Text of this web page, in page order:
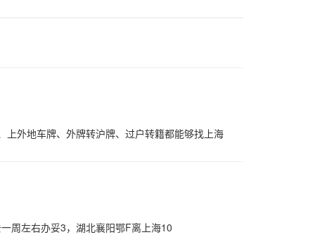
外地车牌、外牌转沪牌、过户转籍都能够找上海
周左右办妥3，湖北襄阳鄂F离上海10